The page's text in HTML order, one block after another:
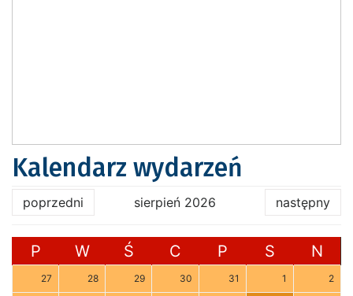
Kalendarz wydarzeń
poprzedni sierpień 2026 następny
P W Ś C P S N
27 28 29 30 31 1 2